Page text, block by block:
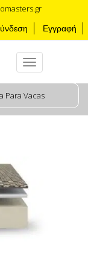
Εγγραφή
Para Vacas